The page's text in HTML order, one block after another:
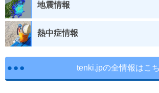
地震情報
熱中症情報
tenki.jpの全情報はこ